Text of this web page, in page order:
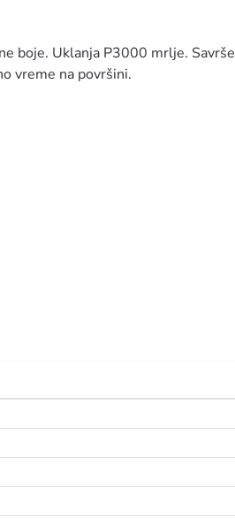
boje. Uklanja P3000 mrlje.
vreme na površini.